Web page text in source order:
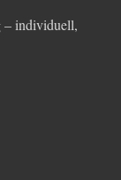
– individuell,